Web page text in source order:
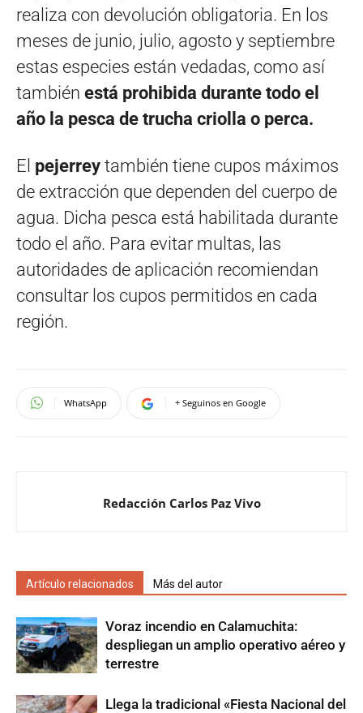
realiza con devolución obligatoria. En los
meses de junio, julio, agosto y septiembre
estas especies están vedadas, como así
también está prohibida durante todo el
año la pesca de trucha criolla o perca.
El pejerrey también tiene cupos máximos
de extracción que dependen del cuerpo de
agua. Dicha pesca está habilitada durante
todo el año. Para evitar multas, las
autoridades de aplicación recomiendan
consultar los cupos permitidos en cada
región.
WhatsApp + Seguinos en Google
Redacción Carlos Paz Vivo
Artículo relacionados Más del autor
Voraz incendio en Calamuchita:
despliegan un amplio operativo aéreo y
terrestre
Llega la tradicional «Fiesta Nacional del